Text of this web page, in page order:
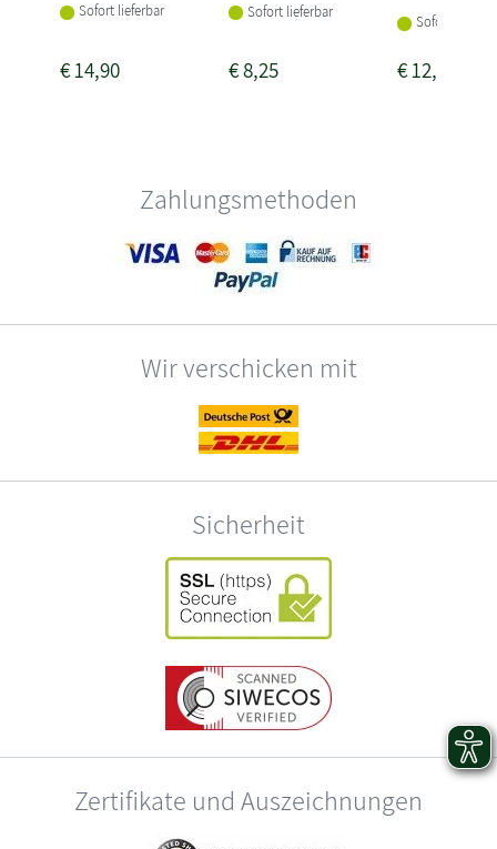
Sofort lieferbar
€14,90
Sofort lieferbar
€8,25
Sofort
€12,25
Zahlungsmethoden
Wir verschicken mit
Sicherheit
Zertifikate und Auszeichnungen